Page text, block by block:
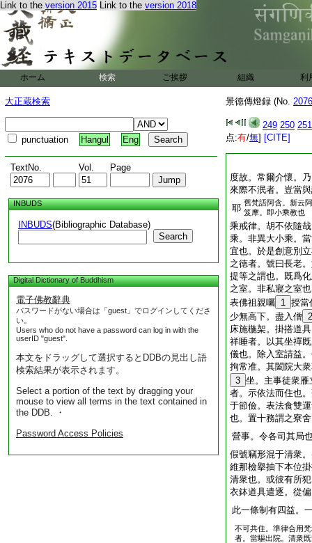
Link to the version 2015 Link to the version 2018
ホーム 検索 ご挨拶 組織 利
大正蔵検索
punctuation Hangul Eng
TextNo. Vol. Page
INBUDS
INBUDS(Bibliographic Database)
Search
Digital Dictionary of Buddhism
電子佛教辭典
パスワードがない場合は「guest」でログインしてくださ
い。
Users who do not have a password can log in with the
userID "guest".
本文をドラッグして選択するとDDBの見出し語
検索結果が表示されます。
Select a portion of the text by dragging your
mouse to view all terms in the text contained in
the DDB. ・
Password Access Policies
景徳傳燈録 (No.
249 250 251
点:有/無] [CITE]
度故。常爾介懷。
來際不泯者。豈當
耶 舊梵語阿含。新云阿
笈摩。即小乘教也
乘戒律。胡不依隨
乘。非異大小乘。
宜也。於是創意別
之徳者。號曰長老
提等之謂也。既爲
之室。非私寢之室
表佛祖親囑 1 授當
少無高下。盡入僧 2
床施椸架。掛搭道
祥睡者。以其坐禪
儀也。除入室請益
拘常准。其闔院大
3 坐。主事徒衆
者。示依法而住也
于節儉。表法食雙
也。置十務謂之寮
營事。令各司其局
假號竊形混于清衆
維那檢擧抽下本位
清衆也。或彼有所
衣鉢道具遣逐。從
此一條制有四益。
不可共住。準律合用
者。當驅出院。清衆